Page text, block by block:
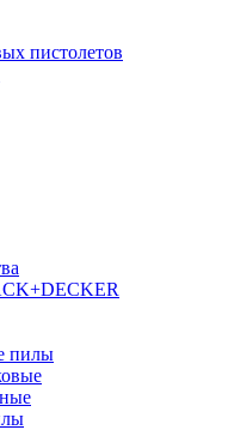
пистолетов
пилы